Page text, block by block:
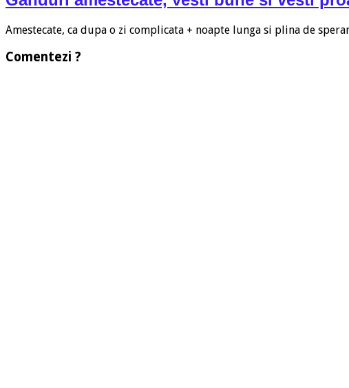
Amestecate, ca dupa o zi complicata + noapte lunga si plina de
Comentezi ?